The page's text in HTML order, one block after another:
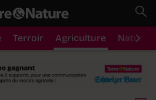
Terroir Agriculture Nature